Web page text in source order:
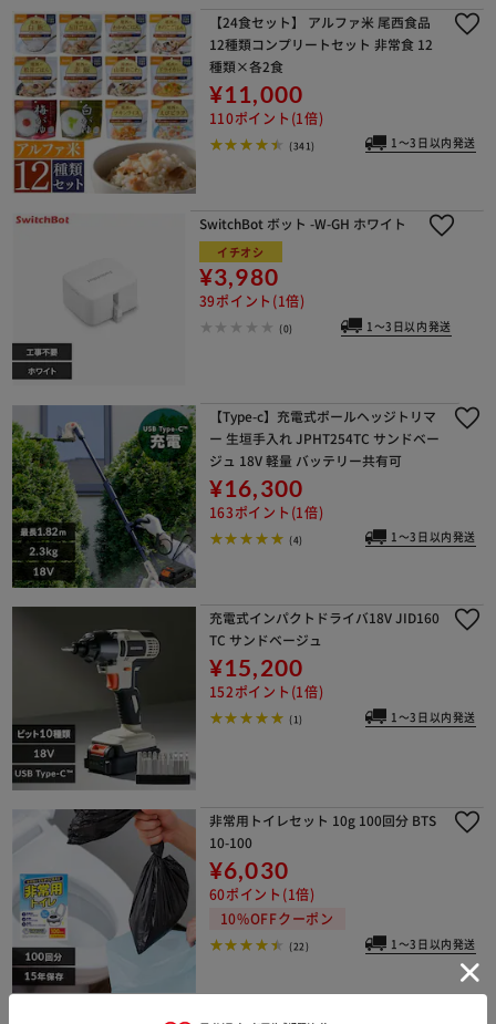
【24食セット】 アルファ米 尾西食品
12種類コンプリートセット 非常食 12
種類×各2食
¥11,000
110ポイント(1倍)
(341) 1～3日以内発送
SwitchBot ボット -W-GH ホワイト
イチオシ
¥3,980
39ポイント(1倍)
(0) 1～3日以内発送
【Type-c】充電式ポールヘッジトリマ
ー 生垣手入れ JPHT254TC サンドベー
ジュ 18V 軽量 バッテリー共有可
¥16,300
163ポイント(1倍)
(4) 1～3日以内発送
充電式インパクトドライバ18V JID160
TC サンドベージュ
¥15,200
152ポイント(1倍)
(1) 1～3日以内発送
非常用トイレセット 10g 100回分 BTS
10-100
¥6,030
60ポイント(1倍)
10%OFFクーポン
(22) 1～3日以内発送